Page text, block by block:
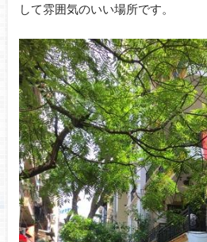
して雰囲気のいい場所です。